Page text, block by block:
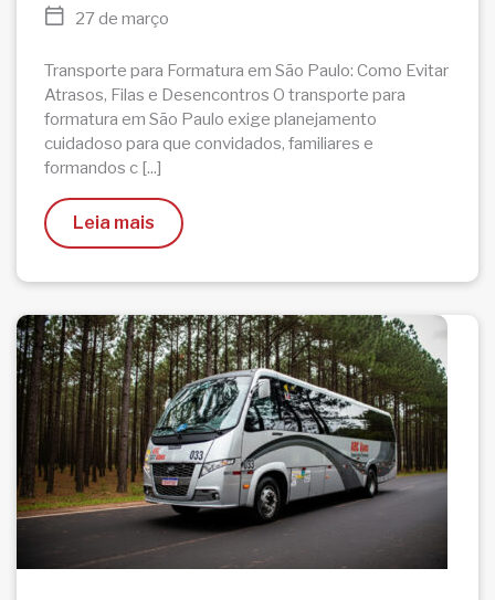
27 de março
Transporte para Formatura em São Paulo: Como Evitar
Atrasos, Filas e Desencontros O transporte para
formatura em São Paulo exige planejamento
cuidadoso para que convidados, familiares e
formandos c [...]
Leia mais